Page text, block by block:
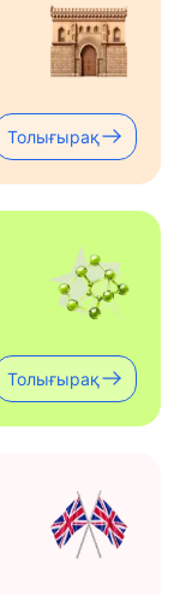
Толығырақ
Толығырақ